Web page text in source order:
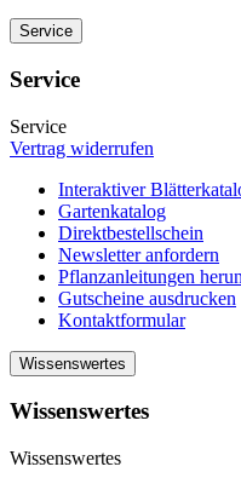
Service
Service
Service
Vertrag widerrufen
Interaktiver
Gartenkatalog
Direktbestellschein
Newsletter anfordern
Pflanzanleitungen
Gutscheine ausdrucken
Kontaktformular
Wissenswertes
Wissenswertes
Wissenswertes